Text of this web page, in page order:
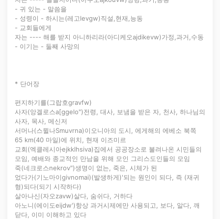
- 귀 있는 - 말씀을
- 성령이 - 하시는(레고levgw)직설,현재,능동
- 교회들에게
자는 ---- 해를 받지 아니하리라(아디케오ajdikevw)가정,과거,수동
- 이기는 - 둘째 사망의
* 단어장
편지하기를(그랍호gravfw)
사자(앙겔로스a[ggelo")전령, 대사, 보냄을 받은 자, 천사, 하나님의
사자, 목사, 메신저
서머나(스뮐나Smuvrna)이오니아의 도시, 에게해의 에베소 북쪽
65 km(40 마일)에 위치, 현재 이즈미르
교회(엑클레시아ejkklhsiva)집에서 공공장소로 불려나온 시민들의
모임, 예배와 종교적인 만남을 위해 모인 그리스도인들의 모임
죽(네크로스nekrov")생명이 없는, 죽은, 시체가 된
었다가(기노마이givnomai)(발생하게)'되는 원인이 되다, 즉 (재귀
형)되다(되기 시작하다)
살아나신(자오zavw)살다, 숨쉬다, 거하다
아노니(에이도eijdw')항상 과거시제에만 사용되고, 보다, 알다, 깨
닫다, 이미 이해하고 있다